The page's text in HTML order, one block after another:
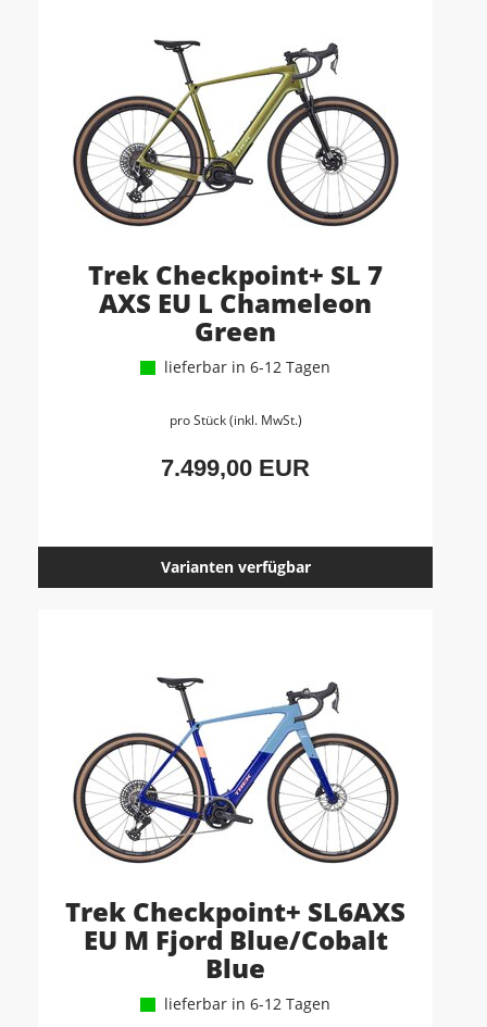
Trek Checkpoint+ SL 7
AXS EU L Chameleon
Green
lieferbar in 6-12 Tagen
pro Stück (inkl. MwSt.)
7.499,00 EUR
Varianten verfügbar
Trek Checkpoint+ SL6AXS
EU M Fjord Blue/Cobalt
Blue
lieferbar in 6-12 Tagen